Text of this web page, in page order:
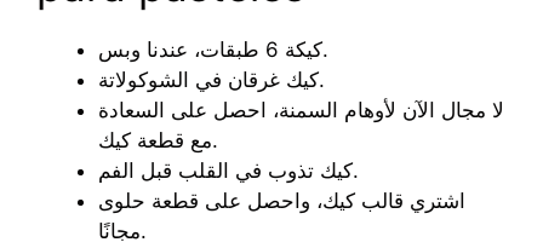
كيكة 6 طبقات، عندنا وبس.
كيك غرقان في الشوكولاتة.
لا مجال الآن لأوهام السمنة، احصل على السعادة
مع قطعة كيك.
كيك تذوب في القلب قبل الفم.
اشتري قالب كيك، واحصل على قطعة حلوى
مجانًا.